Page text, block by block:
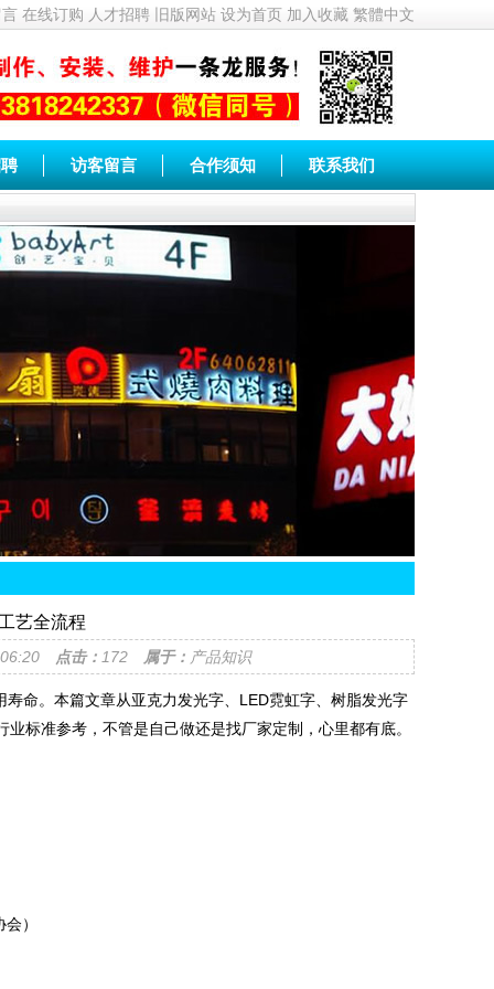
在线订购 人才招聘 旧版网站 设为首页 加入收藏 繁體中文
访客留言 合作须知 联系我们
艺全流程
点击： 172 属于： 产品知识
命。本篇文章从亚克力发光字、LED霓虹字、树脂发光字
标准参考，不管是自己做还是找厂家定制，心里都有底。
）